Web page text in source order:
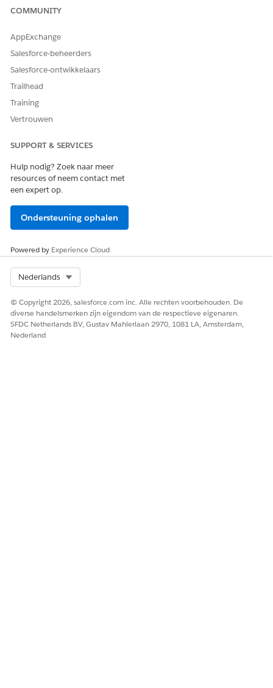
HEEFT DIT ARTIKEL UW PROBLEEM OPGELOST?
COMMUNITY
AppExchange
Salesforce-beheerders
Salesforce-ontwikkelaars
Trailhead
Training
Vertrouwen
SUPPORT & SERVICES
Hulp nodig? Zoek naar meer
resources of neem contact met
een expert op.
Ondersteuning ophalen
Powered by Experience Cloud
Nederlands
© Copyright 2026, salesforce.com inc. Alle rechten voorbehouden. De
diverse handelsmerken zijn eigendom van de respectieve eigenaren.
SFDC Netherlands BV, Gustav Mahlerlaan 2970, 1081 LA, Amsterdam,
Nederland